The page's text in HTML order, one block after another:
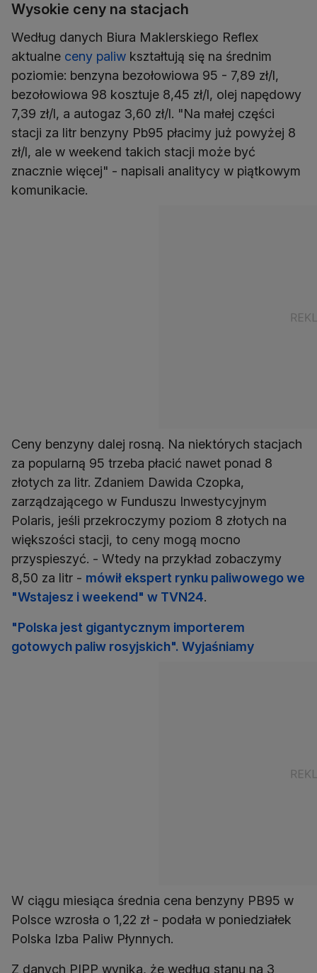
Wysokie ceny na stacjach
Według danych Biura Maklerskiego Reflex
aktualne ceny paliw kształtują się na średnim
poziomie: benzyna bezołowiowa 95 - 7,89 zł/l,
bezołowiowa 98 kosztuje 8,45 zł/l, olej napędowy
7,39 zł/l, a autogaz 3,60 zł/l. "Na małej części
stacji za litr benzyny Pb95 płacimy już powyżej 8
zł/l, ale w weekend takich stacji może być
znacznie więcej" - napisali analitycy w piątkowym
komunikacie.
Ceny benzyny dalej rosną. Na niektórych stacjach
za popularną 95 trzeba płacić nawet ponad 8
złotych za litr. Zdaniem Dawida Czopka,
zarządzającego w Funduszu Inwestycyjnym
Polaris, jeśli przekroczymy poziom 8 złotych na
większości stacji, to ceny mogą mocno
przyspieszyć. - Wtedy na przykład zobaczymy
8,50 za litr - mówił ekspert rynku paliwowego we
"Wstajesz i weekend" w TVN24.
"Polska jest gigantycznym importerem
gotowych paliw rosyjskich". Wyjaśniamy
W ciągu miesiąca średnia cena benzyny PB95 w
Polsce wzrosła o 1,22 zł - podała w poniedziałek
Polska Izba Paliw Płynnych.
Z danych PIPP wynika, że według stanu na 3